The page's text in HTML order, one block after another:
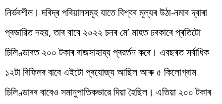
নিৰ্ভৰশীল। দৰিদ্ৰ পৰিয়ালসমূহ যাতে বিশ্বৰ মূল্যৰ উঠা-নমাৰ দ্বাৰা
প্ৰভাৱিত নহয়, তাৰ বাবে ২০২২ চনৰ মে’ মাহত চৰকাৰে প্ৰতিটো
চিলিণ্ডাৰত ২০০ টকাৰ ৰাজসাহায্য প্ৰৱৰ্তন কৰে। এবছৰত সৰ্বাধিক
১২টা ৰিফিলৰ বাবে এইটো প্ৰযোজ্য আছিল আৰু ৫ কিলোগ্ৰাম
চিলিণ্ডাৰৰ বাবেও সমানুপাতিকভাৱে দিয়া হৈছিল। এতিয়া ২০০ টকাৰ